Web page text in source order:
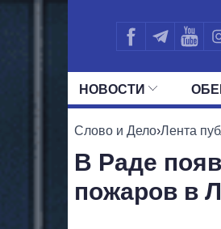
НОВОСТИ
ВСЕ
Слово и Дело›Лента
В Раде
пожаров в